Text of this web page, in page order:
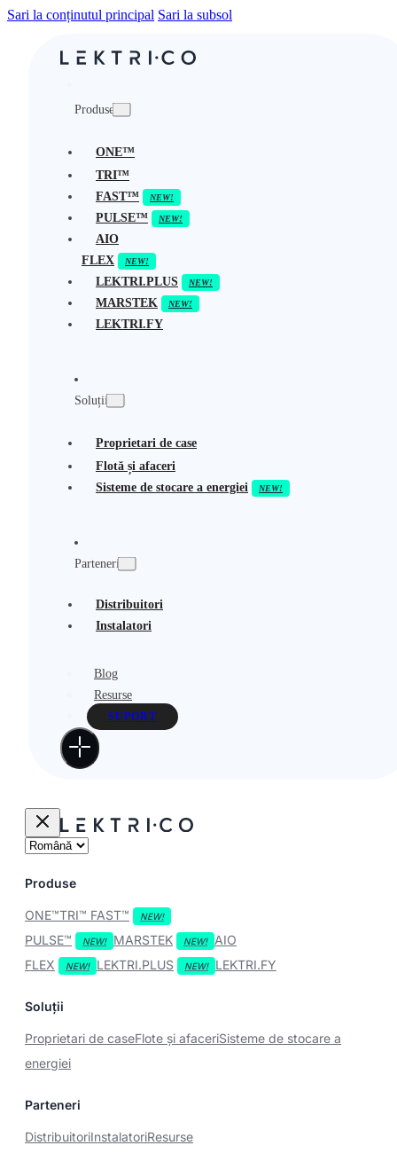
Sari la conținutul principal Sari la subsol
Produse
ONE™
TRI™
FAST™
PULSE™
AIO
FLEX
LEKTRI.PLUS
MARSTEK
LEKTRI.FY
Soluții
Proprietari de case
Flotă și afaceri
Sisteme de stocare a energiei
Parteneri
Distribuitori
Instalatori
Blog
Resurse
SUPORT
Produse
ONE™TRI™ FAST™
PULSE™
MARSTEK
AIO
FLEX
LEKTRI.PLUS LEKTRI.FY
Soluții
Proprietari de caseFlote și afaceriSisteme de stocare a
energiei
Parteneri
DistribuitoriInstalatoriResurse